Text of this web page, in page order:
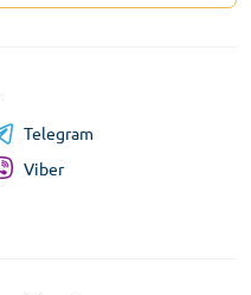
Telegram
Viber